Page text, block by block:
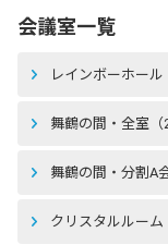
会議室一覧
レインボーホー
舞鶴の間・全室
舞鶴の間・分割A
クリスタルルー